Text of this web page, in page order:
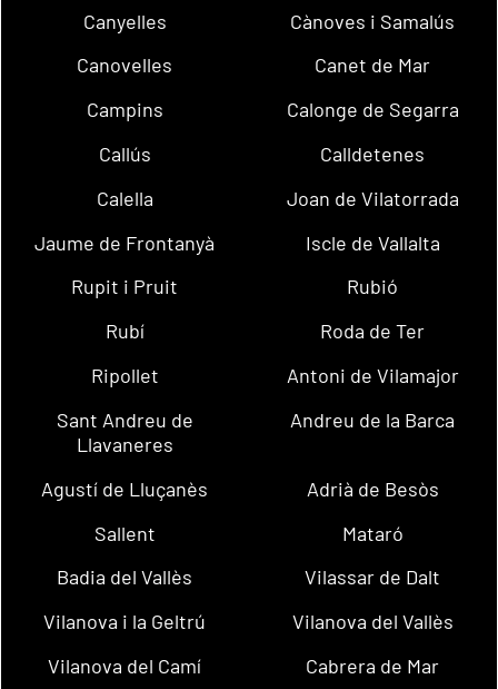
Canyelles
Cànoves i Samalús
Canovelles
Canet de Mar
Campins
Calonge de Segarra
Callús
Calldetenes
Calella
Joan de Vilatorrada
Jaume de Frontanyà
Iscle de Vallalta
Rupit i Pruit
Rubió
Rubí
Roda de Ter
Ripollet
Antoni de Vilamajor
Sant Andreu de
Llavaneres
Andreu de la Barca
Agustí de Lluçanès
Adrià de Besòs
Sallent
Mataró
Badia del Vallès
Vilassar de Dalt
Vilanova i la Geltrú
Vilanova del Vallès
Vilanova del Camí
Cabrera de Mar